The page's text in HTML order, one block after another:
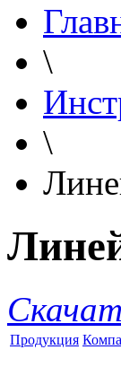
\
\
Продукция